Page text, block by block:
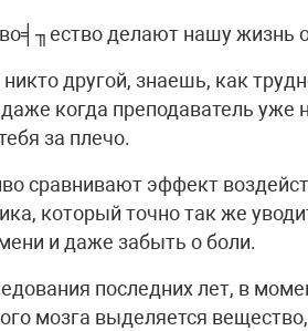
делают нашу жизнь
другой, знаешь, как
когда преподаватель уже
за плечо.
сравнивают эффект
который точно так же
и даже забыть о боли.
последних лет, в
мозга выделяется